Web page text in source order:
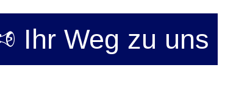
Ihr Weg zu uns